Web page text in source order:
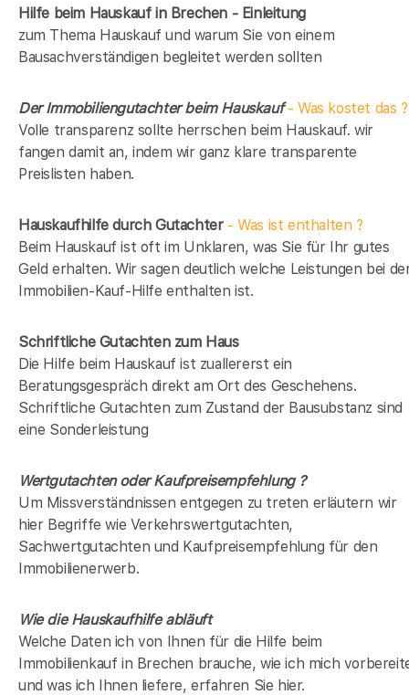
Hilfe beim Hauskauf in Brechen - Einleitung
zum Thema Hauskauf und warum Sie von einem
Bausachverständigen begleitet werden sollten
Der Immobiliengutachter beim Hauskauf- Was kostet das ?
Volle transparenz sollte herrschen beim Hauskauf. wir
fangen damit an, indem wir ganz klare transparente
Preislisten haben.
Hauskaufhilfe durch Gutachter- Was ist enthalten ?
Beim Hauskauf ist oft im Unklaren, was Sie für Ihr gutes
Geld erhalten. Wir sagen deutlich welche Leistungen bei
Immobilien-Kauf-Hilfe enthalten ist.
Schriftliche Gutachten zum Haus
Die Hilfe beim Hauskauf ist zuallererst ein
Beratungsgespräch direkt am Ort des Geschehens.
Schriftliche Gutachten zum Zustand der Bausubstanz sind
eine Sonderleistung
Wertgutachten oder Kaufpreisempfehlung ?
Um Missverständnissen entgegen zu treten erläutern wir
hier Begriffe wie Verkehrswertgutachten,
Sachwertgutachten und Kaufpreisempfehlung für den
Immobilienerwerb.
Wie die Hauskaufhilfe abläuft
Welche Daten ich von Ihnen für die Hilfe beim
Immobilienkauf in Brechen brauche, wie ich mich
und was ich Ihnen liefere, erfahren Sie hier.